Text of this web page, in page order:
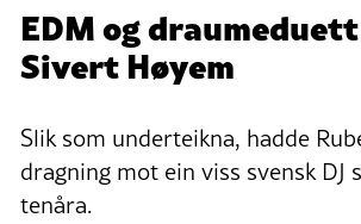
EDM og
Sivert Høyem
Slik som underteikna, hadde
dragning mot ein viss svensk DJ
tenåra.